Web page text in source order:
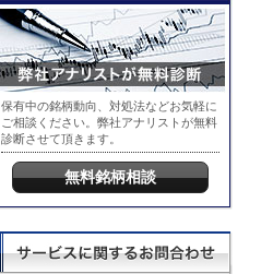
保有中の銘柄動向、対処法などお気軽に
ご相談ください。弊社アナリストが無料
診断させて頂きます。
無料銘柄相談